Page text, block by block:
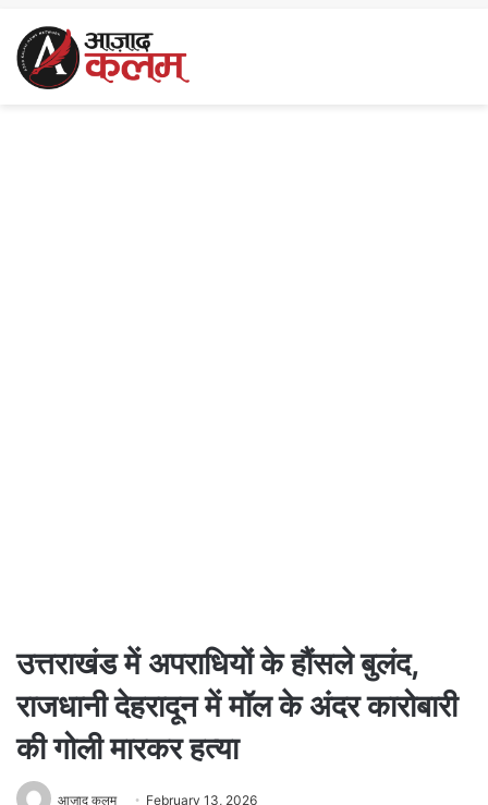
उत्तराखंड में अपराधियों के हौंसले बुलंद,
राजधानी देहरादून में मॉल के अंदर कारोबारी
की गोली मारकर हत्या
आज़ाद कलम February 13, 2026